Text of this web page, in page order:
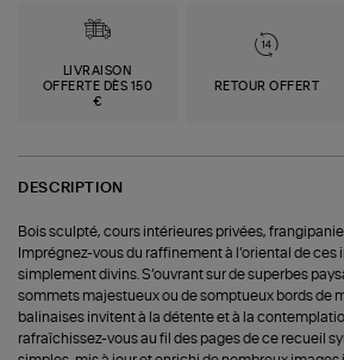
LIVRAISON
OFFERTE DÈS 150
€
RETOUR OFFERT
DESCRIPTION
Bois sculpté, cours intérieures privées,
Imprégnez-vous du raffinement à l’​oriental de
simplement divins. S’ouvrant sur de superbes
sommets majestueux ou de somptueux bords de
balinaises invitent à la détente et à la
rafraîchissez-vous au fil des pages de ce recueil